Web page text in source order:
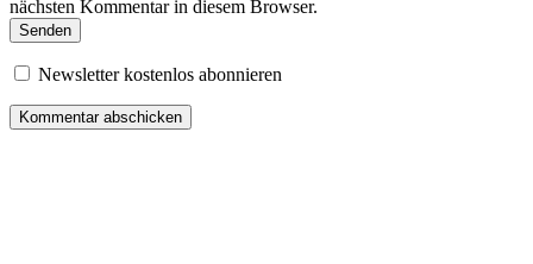
nächsten Kommentar in diesem Browser.
Senden
Newsletter kostenlos abonnieren